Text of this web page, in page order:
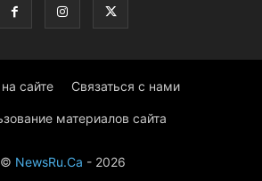
сайте Связаться с нами
материалов сайта
© NewsRu.Ca - 2026